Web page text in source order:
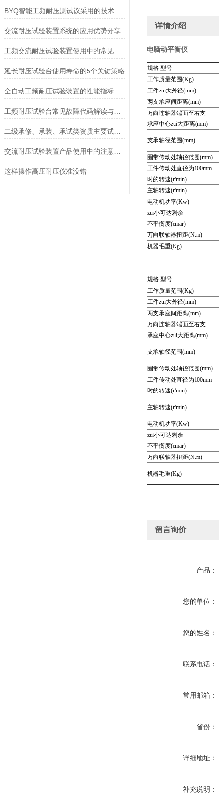
BYQ智能工频耐压测试议采用的技术特性分享
交流耐压试验装置系统的应用优势分享
工频交流耐压试验装置使用中的常见问题与应对措施
延长耐压试验台使用寿命的5个关键策略
全自动工频耐压试验装置的性能指标包括哪些
工频耐压试验台常见故障代码解读与现场快速恢复方法
二级承修、承装、承试类资质主要试验设备配置表
交流耐压试验装置产品使用中的注意事项
这样操作高压耐压仪准没错
详情介绍
电脑动平衡仪
规格 型号
工作质量范围(Kg)
工件zui大外径(mm)
两支承座间距离(mm)
万向连轴器端面至右支
承座中心zui大距离(mm)
支承轴径范围(mm)
圈带传动处轴径范围(mm)
工件传动处直径为100mm
时的转速(r/min)
主轴转速(r/min)
电动机功率(Kw)
zui小可达剩余
不平衡度(emar)
万向联轴器扭距(N.m)
机器毛重(Kg)
规格 型号
工作质量范围(Kg)
工件zui大外径(mm)
两支承座间距离(mm)
万向连轴器端面至右支
承座中心zui大距离(mm)
支承轴径范围(mm)
圈带传动处轴径范围(mm)
工件传动处直径为100mm
时的转速(r/min)
主轴转速(r/min)
电动机功率(Kw)
zui小可达剩余
不平衡度(emar)
万向联轴器扭距(N.m)
机器毛重(Kg)
留言询价
产品：
您的单位：
您的姓名：
联系电话：
常用邮箱：
省份：
详细地址：
补充说明：